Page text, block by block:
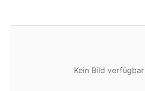
Kein Bild verfügbar